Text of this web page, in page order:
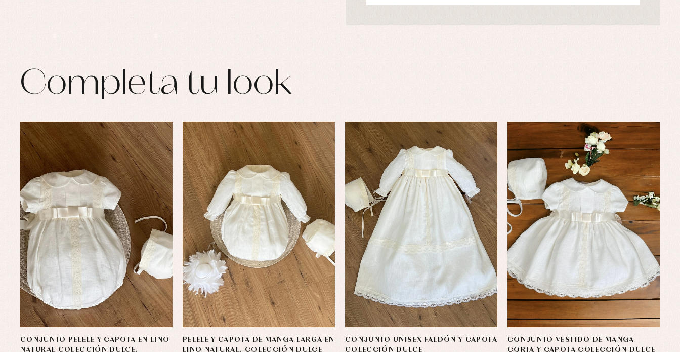
Completa tu look
CONJUNTO PELELE Y CAPOTA EN LINO
NATURAL COLECCIÓN DULCE.
PELELE Y CAPOTA DE MANGA LARGA EN
LINO NATURAL. COLECCIÓN DULCE
CONJUNTO UNISEX FALDÓN Y CAPOTA
COLECCIÓN DULCE
CONJUNTO VESTIDO DE MANGA
CORTA Y CAPOTA COLECCIÓN DULCE